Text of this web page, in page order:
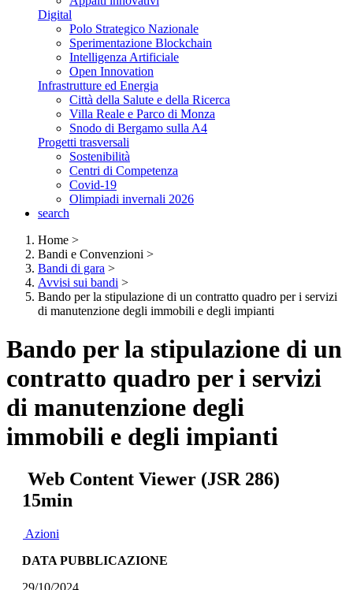
Digital
Polo Strategico Nazionale
Sperimentazione Blockchain
Intelligenza Artificiale
Open Innovation
Infrastrutture ed Energia
Città della Salute e della Ricerca
Villa Reale e Parco di Monza
Snodo di Bergamo sulla A4
Progetti trasversali
Sostenibilità
Centri di Competenza
Covid-19
Olimpiadi invernali 2026
search
Home >
Bandi e Convenzioni >
Bandi di gara >
Avvisi sui bandi >
Bando per la stipulazione di un contratto quadro per i servizi
di manutenzione degli immobili e degli impianti
Bando per la stipulazione di un
contratto quadro per i servizi
di manutenzione degli
immobili e degli impianti
Web Content Viewer (JSR 286)
15min
Azioni
DATA PUBBLICAZIONE
29/10/2024